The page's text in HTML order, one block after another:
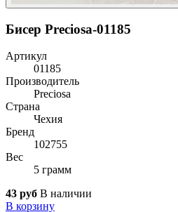
Бисер Preciosa-01185
Артикул
01185
Производитель
Preciosa
Страна
Чехия
Бренд
102755
Вес
5 грамм
43 руб В наличии
В корзину